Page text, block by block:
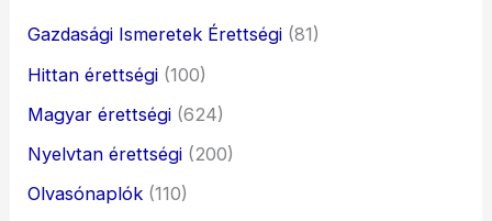
Gazdasági Ismeretek Érettségi (81)
Hittan érettségi (100)
Magyar érettségi (624)
Nyelvtan érettségi (200)
Olvasónaplók (110)